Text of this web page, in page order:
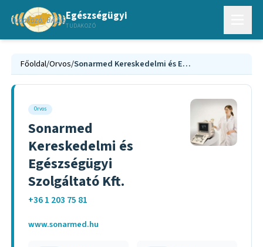
Egészségügyi
TUDAKOZÓ
Főoldal/Orvos/ Sonarmed Kereskedelmi és Egészségügyi Szolgáltató Kft.
Orvos
Sonarmed
Kereskedelmi és
Egészségügyi
Szolgáltató Kft.
+36 1 203 75 81
www.sonarmed.hu